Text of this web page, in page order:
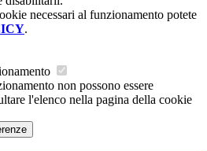
necessari al funzionamento potete
.
non possono essere
l'elenco nella pagina della cookie